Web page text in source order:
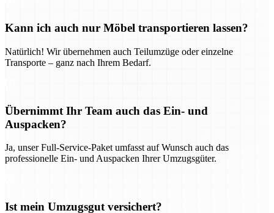
Kann ich auch nur Möbel transportieren lassen?
Natürlich! Wir übernehmen auch Teilumzüge oder einzelne
Transporte – ganz nach Ihrem Bedarf.
Übernimmt Ihr Team auch das Ein- und
Auspacken?
Ja, unser Full-Service-Paket umfasst auf Wunsch auch das
professionelle Ein- und Auspacken Ihrer Umzugsgüter.
Ist mein Umzugsgut versichert?